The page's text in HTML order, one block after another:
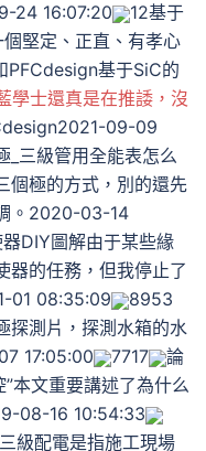
24 16:07:20
12基于
堅定、正直、有孝心
PFCdesign基于SiC的
學士還真是在推諉，沒
09-09
_三級管用全能表怎么
個極的方式，別的還先
。2020-03-14
DIY圖解由于某些緣
器的任務，但我停止了
01 08:35:09
8953
探測片，探測水箱的水
17:05:00
7717
論
”本文重要講述了為什么
08-16 10:54:33
級配電是指施工現場